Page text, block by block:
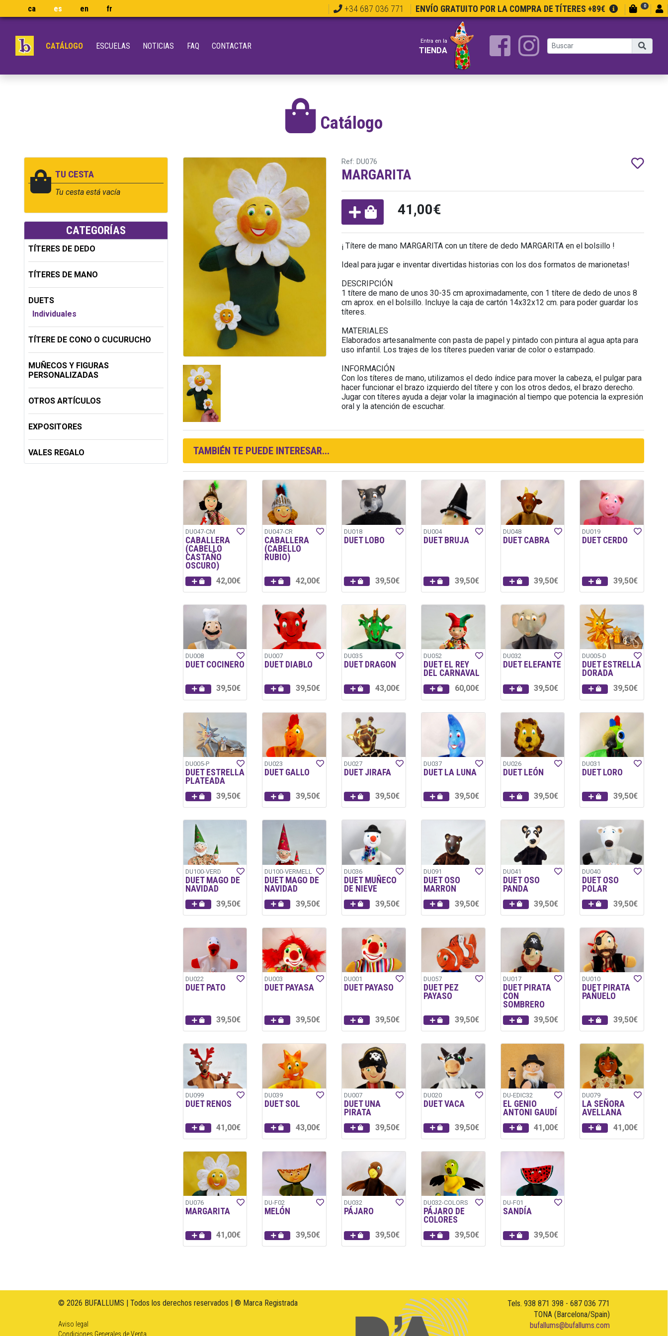
ca es en fr +34 687 036 771 ENVÍO GRATUITO POR LA COMPRA DE TÍTERES +89€ 0
CATÁLOGO ESCUELAS NOTICIAS FAQ CONTACTAR Entra en la
TIENDA
Catálogo
TU CESTA
Tu cesta está vacía
CATEGORÍAS
TÍTERES DE DEDO
TÍTERES DE MANO
DUETS
Individuales
TÍTERE DE CONO O CUCURUCHO
MUÑECOS Y FIGURAS
PERSONALIZADAS
OTROS ARTÍCULOS
EXPOSITORES
VALES REGALO
Ref: DU076
MARGARITA
41,00€
¡ Títere de mano MARGARITA con un títere de dedo MARGARITA en el bolsillo !
Ideal para jugar e inventar divertidas historias con los dos formatos de marionetas!
DESCRIPCIÓN
1 títere de mano de unos 30-35 cm aproximadamente, con 1 títere de dedo de unos 8
cm aprox. en el bolsillo. Incluye la caja de cartón 14x32x12 cm. para poder guardar los
títeres.
MATERIALES
Elaborados artesanalmente con pasta de papel y pintado con pintura al agua apta para
uso infantil. Los trajes de los títeres pueden variar de color o estampado.
INFORMACIÓN
Con los títeres de mano, utilizamos el dedo índice para mover la cabeza, el pulgar para
hacer funcionar el brazo izquierdo del títere y con los otros dedos, el brazo derecho.
Jugar con títeres ayuda a dejar volar la imaginación al tiempo que potencia la expresión
oral y la atención de escuchar.
TAMBIÉN TE PUEDE INTERESAR...
DU047-CM
CABALLERA
(CABELLO
CASTAÑO
OSCURO)
42,00€
DU047-CR
CABALLERA
(CABELLO
RUBIO)
42,00€
DU018
DUET LOBO
39,50€
DU004
DUET BRUJA
39,50€
DU048
DUET CABRA
39,50€
DU019
DUET CERDO
39,50€
DU008
DUET COCINERO
39,50€
DU007
DUET DIABLO
39,50€
DU035
DUET DRAGON
43,00€
DU052
DUET EL REY
DEL CARNAVAL
60,00€
DU032
DUET ELEFANTE
39,50€
DU005-D
DUET ESTRELLA
DORADA
39,50€
DU005-P
DUET ESTRELLA
PLATEADA
39,50€
DU023
DUET GALLO
39,50€
DU027
DUET JIRAFA
39,50€
DU037
DUET LA LUNA
39,50€
DU026
DUET LEÓN
39,50€
DU031
DUET LORO
39,50€
DU100-VERD
DUET MAGO DE
NAVIDAD
39,50€
DU100-VERMELL
DUET MAGO DE
NAVIDAD
39,50€
DU036
DUET MUÑECO
DE NIEVE
39,50€
DU091
DUET OSO
MARRON
39,50€
DU041
DUET OSO
PANDA
39,50€
DU040
DUET OSO
POLAR
39,50€
DU022
DUET PATO
39,50€
DU003
DUET PAYASA
39,50€
DU001
DUET PAYASO
39,50€
DU057
DUET PEZ
PAYASO
39,50€
DU017
DUET PIRATA
CON
SOMBRERO
39,50€
DU010
DUET PIRATA
PAÑUELO
39,50€
DU099
DUET RENOS
41,00€
DU039
DUET SOL
43,00€
DU007
DUET UNA
PIRATA
39,50€
DU020
DUET VACA
39,50€
DU-EDIC32
EL GENIO
ANTONI GAUDÍ
41,00€
DU079
LA SEÑORA
AVELLANA
41,00€
DU076
MARGARITA
41,00€
DU-F02
MELÓN
39,50€
DU032
PÁJARO
39,50€
DU032-COLORS
PÁJARO DE
COLORES
39,50€
DU-F01
SANDÍA
39,50€
© 2026 BUFALLUMS | Todos los derechos reservados | ® Marca Registrada
Aviso legal
Condiciones Generales de Venta
Tels. 938 871 398 - 687 036 771
TONA (Barcelona/Spain)
bufallums@bufallums.com